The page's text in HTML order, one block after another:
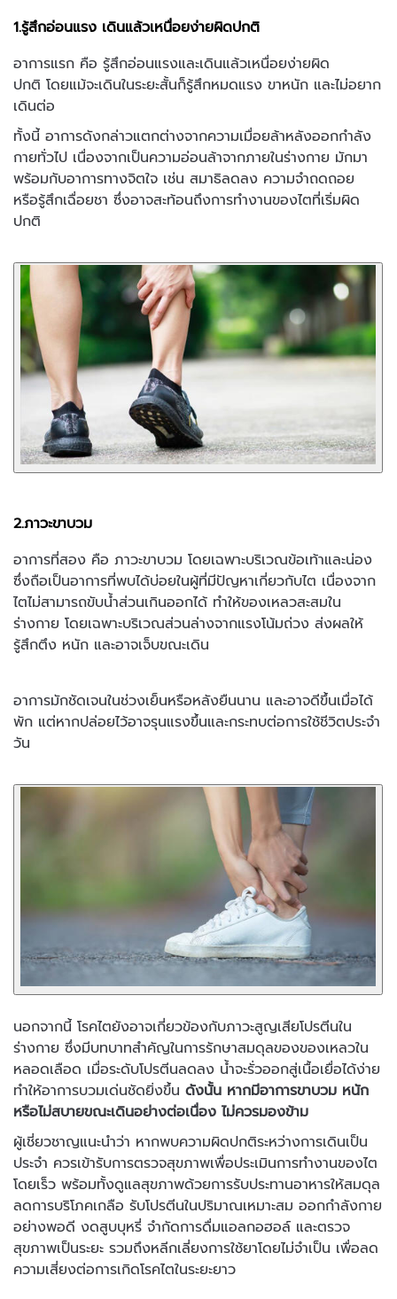
1.รู้สึกอ่อนแรง เดินแล้วเหนื่อยง่ายผิดปกติ
อาการแรก คือ รู้สึกอ่อนแรงและเดินแล้วเหนื่อยง่ายผิด
ปกติ โดยแม้จะเดินในระยะสั้นก็รู้สึกหมดแรง ขาหนัก และไม่อยาก
เดินต่อ
ทั้งนี้ อาการดังกล่าวแตกต่างจากความเมื่อยล้าหลังออกกำลัง
กายทั่วไป เนื่องจากเป็นความอ่อนล้าจากภายในร่างกาย มักมา
พร้อมกับอาการทางจิตใจ เช่น สมาธิลดลง ความจำถดถอย
หรือรู้สึกเฉื่อยชา ซึ่งอาจสะท้อนถึงการทำงานของไตที่เริ่มผิด
ปกติ
2.ภาวะขาบวม
อาการที่สอง คือ ภาวะขาบวม โดยเฉพาะบริเวณข้อเท้าและน่อง
ซึ่งถือเป็นอาการที่พบได้บ่อยในผู้ที่มีปัญหาเกี่ยวกับไต เนื่องจาก
ไตไม่สามารถขับน้ำส่วนเกินออกได้ ทำให้ของเหลวสะสมใน
ร่างกาย โดยเฉพาะบริเวณส่วนล่างจากแรงโน้มถ่วง ส่งผลให้
รู้สึกตึง หนัก และอาจเจ็บขณะเดิน
อาการมักชัดเจนในช่วงเย็นหรือหลังยืนนาน และอาจดีขึ้นเมื่อได้
พัก แต่หากปล่อยไว้อาจรุนแรงขึ้นและกระทบต่อการใช้ชีวิตประจำ
วัน
นอกจากนี้ โรคไตยังอาจเกี่ยวข้องกับภาวะสูญเสียโปรตีนใน
ร่างกาย ซึ่งมีบทบาทสำคัญในการรักษาสมดุลของของเหลวใน
หลอดเลือด เมื่อระดับโปรตีนลดลง น้ำจะรั่วออกสู่เนื้อเยื่อได้ง่าย
ทำให้อาการบวมเด่นชัดยิ่งขึ้นดังนั้น หากมีอาการขาบวม หนัก
หรือไม่สบายขณะเดินอย่างต่อเนื่อง ไม่ควรมองข้าม
ผู้เชี่ยวชาญแนะนำว่า หากพบความผิดปกติระหว่างการเดินเป็น
ประจำ ควรเข้ารับการตรวจสุขภาพเพื่อประเมินการทำงานของไต
โดยเร็ว พร้อมทั้งดูแลสุขภาพด้วยการรับประทานอาหารให้สมดุล
ลดการบริโภคเกลือ รับโปรตีนในปริมาณเหมาะสม ออกกำลังกาย
อย่างพอดี งดสูบบุหรี่ จำกัดการดื่มแอลกอฮอล์ และตรวจ
สุขภาพเป็นระยะ รวมถึงหลีกเลี่ยงการใช้ยาโดยไม่จำเป็น เพื่อลด
ความเสี่ยงต่อการเกิดโรคไตในระยะยาว